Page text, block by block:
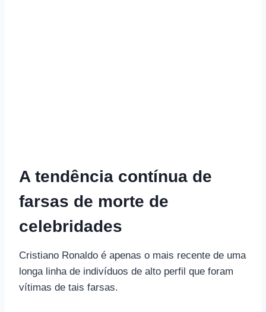
A tendência contínua de
farsas de morte de
celebridades
Cristiano Ronaldo é apenas o mais recente de uma
longa linha de indivíduos de alto perfil que foram
vítimas de tais farsas.